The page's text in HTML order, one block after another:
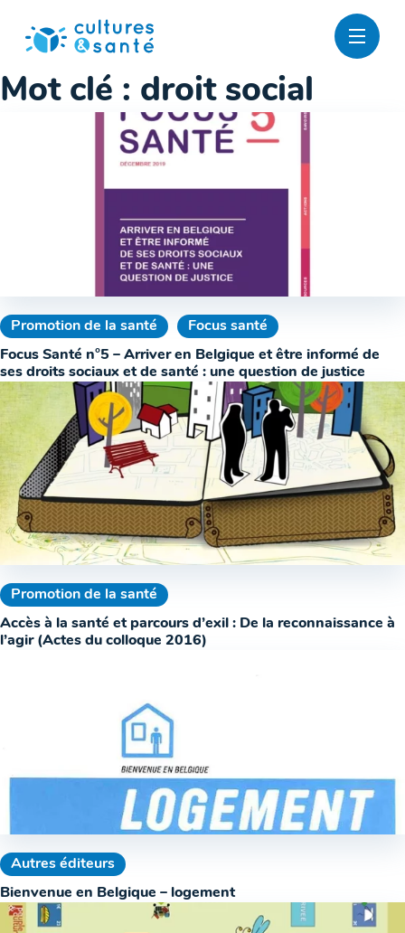
contenu
Mot clé : droit social
Promotion de la santé
Focus santé
Focus Santé n°5 – Arriver en Belgique et être informé de
ses droits sociaux et de santé : une question de justice
Promotion de la santé
Accès à la santé et parcours d’exil : De la reconnaissance à
l’agir (Actes du colloque 2016)
Autres éditeurs
Bienvenue en Belgique – logement